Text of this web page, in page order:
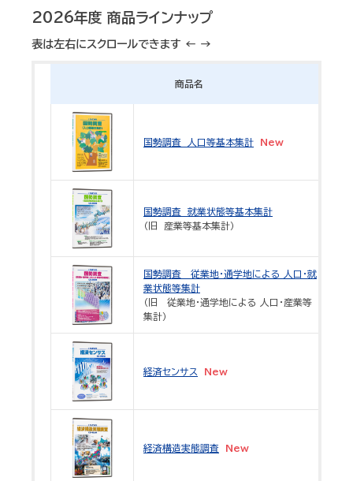
2026年度 商品ラインナップ
表は左右にスクロールできます ← →
商品名
国勢調査 人口等基本集計 New
国勢調査 就業状態等基本集計
（旧 産業等基本集計）
国勢調査 従業地・通学地による 人口・就
業状態等集計
（旧 従業地・通学地による 人口・産業等
集計）
経済センサス New
経済構造実態調査 New